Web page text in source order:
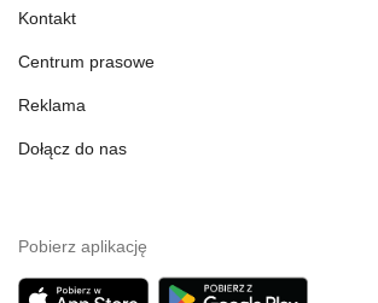
Kontakt
Centrum prasowe
Reklama
Dołącz do nas
Pobierz aplikację